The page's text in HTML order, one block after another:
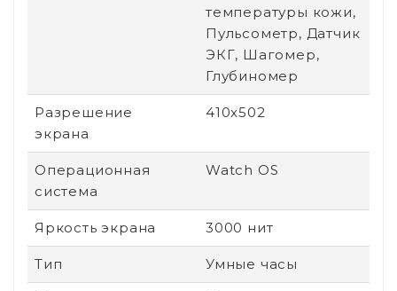
температуры кожи,
Пульсометр, Датчик
ЭКГ, Шагомер,
Глубиномер
Разрешение
экрана
410x502
Операционная
система
Watch OS
Яркость экрана 3000 нит
Тип Умные часы